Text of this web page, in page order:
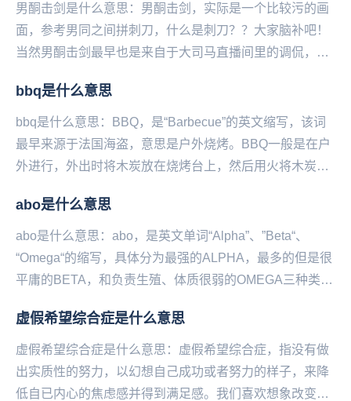
男酮击剑是什么意思：男酮击剑，实际是一个比较污的画
面，参考男同之间拼刺刀，什么是刺刀？？大家脑补吧！
当然男酮击剑最早也是来自于大司马直播间里的调侃，而
是...
bbq是什么意思
bbq是什么意思：BBQ，是“Barbecue”的英文缩写，该词
最早来源于法国海盗，意思是户外烧烤。BBQ一般是在户
外进行，外出时将木炭放在烧烤台上，然后用火将木炭点
abo是什么意思
abo是什么意思：abo，是英文单词“Alpha”、”Beta“、
“Omega“的缩写，具体分为最强的ALPHA，最多的但是很
平庸的BETA，和负责生殖、体质很弱的OMEGA三种类，
虚假希望综合症是什么意思
虚假希望综合症是什么意思：虚假希望综合症，指没有做
出实质性的努力，以幻想自己成功或者努力的样子，来降
低自已内心的焦虑感并得到满足感。我们喜欢想象改变后